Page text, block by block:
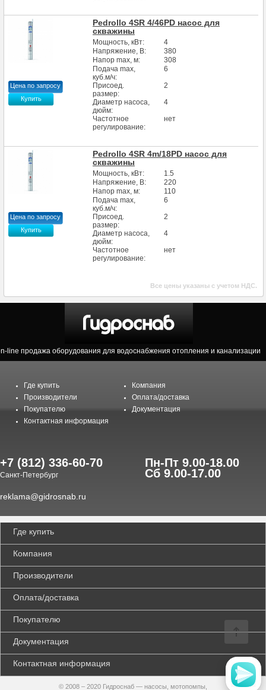
Pedrollo 4SR 4/46PD насос для
скважины
Мощность, кВт:
4
Напряжение, В:
380
Напор max, м:
308
Подача max,
куб.м/ч:
6
Присоед.
размер:
2
Диаметр насоса,
дюйм:
4
Частотное
регулирование:
нет
Цена по запросу
Купить
Pedrollo 4SR 4m/18PD насос для
скважины
Мощность, кВт:
1.5
Напряжение, В:
220
Напор max, м:
110
Подача max,
куб.м/ч:
6
Присоед.
размер:
2
Диаметр насоса,
дюйм:
4
Частотное
регулирование:
нет
Цена по запросу
Купить
Все цены указаны с учетом НДС.
line продажа оборудования для водоснабжения отопления и канализации
Где купить
Компания
Производители
Оплата/доставка
Покупателю
Документация
Контактная информация
+7 (812) 336-60-70
Санкт-Петербург
Пн-Пт 9.00-18.00
Сб 9.00-17.00
reklama@gidrosnab.ru
Где купить
Компания
Производители
Оплата/доставка
Покупателю
Документация
Контактная информация
© 2008 – 2020 Гидроснаб — насосы, мотопомпы,